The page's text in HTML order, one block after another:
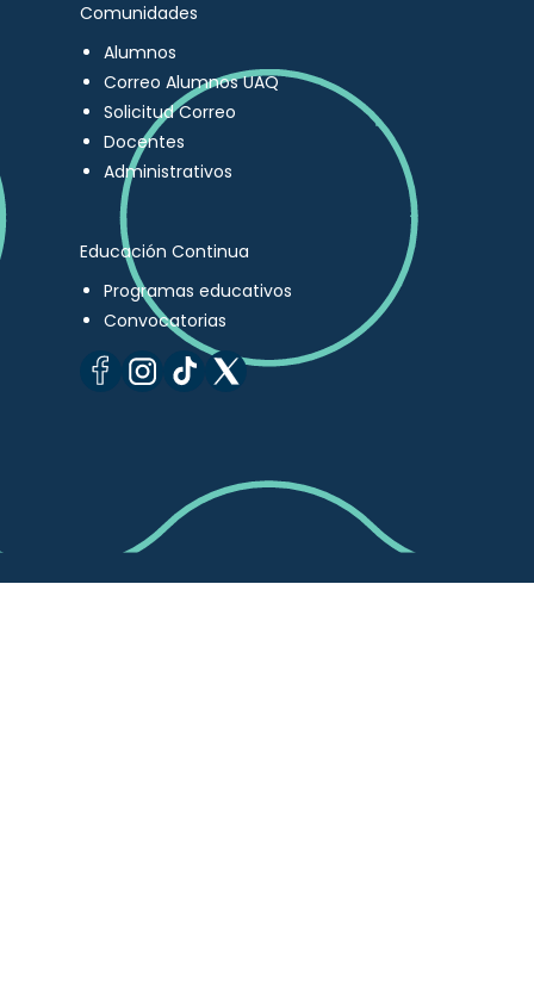
Comunidades
Alumnos
Correo Alumnos UAQ
Solicitud Correo
Docentes
Administrativos
Educación Continua
Programas educativos
Convocatorias